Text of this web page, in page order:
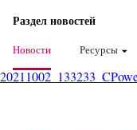
Раздел новостей
Новости Ресурсы